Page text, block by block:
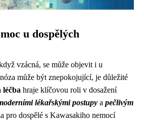
u dospělých
vzácná, se může objevit i u
může být znepokojující, je důležité
léčba hraje klíčovou roli v dosažení
lékařskými postupy a pečlivým
pro dospělé s Kawasakiho nemocí